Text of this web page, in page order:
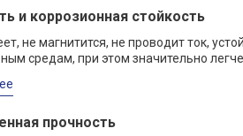
и коррозионная стойкость
не магнитится, не проводит ток,
средам, при этом значительно
прочность